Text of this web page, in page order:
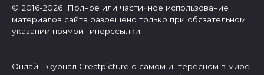
© 2016-2026 Полное или частичное использование
материалов сайта разрешено только при обязательном
указании прямой гиперссылки.
Онлайн-журнал Greatpicture о самом интересном в мире.